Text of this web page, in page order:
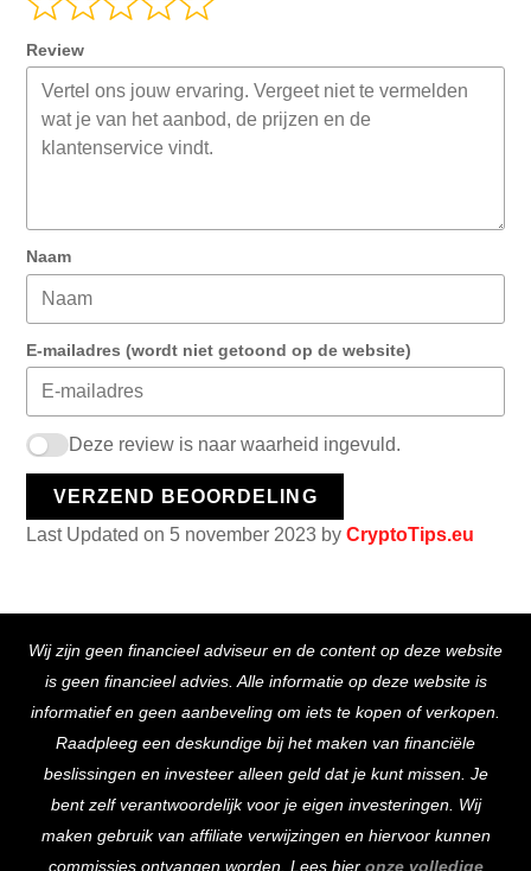
Last Updated on 5 november 2023 byCryptoTips.eu
Review
Naam
E-mailadres (wordt niet getoond op de website)
Deze review is naar waarheid ingevuld.
VERZEND BEOORDELING
To
Top
Wij zijn geen financieel adviseur en de content op deze website
is geen financieel advies. Alle informatie op deze website is
informatief en geen aanbeveling om iets te kopen of verkopen.
Raadpleeg een deskundige bij het maken van financiële
beslissingen en investeer alleen geld dat je kunt missen. Je
bent zelf verantwoordelijk voor je eigen investeringen. Wij
maken gebruik van affiliate verwijzingen en hiervoor kunnen
commissies ontvangen worden. Lees hier onze volledige